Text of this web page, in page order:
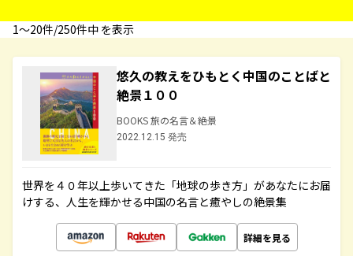
1〜20件/250件中 を表示
悠久の教えをひもとく中国のことばと
絶景１００
BOOKS 旅の名言＆絶景
2022.12.15 発売
世界を４０年以上歩いてきた「地球の歩き方」があなたにお届
けする、人生を輝かせる中国の名言と癒やしの絶景集
詳細を見る